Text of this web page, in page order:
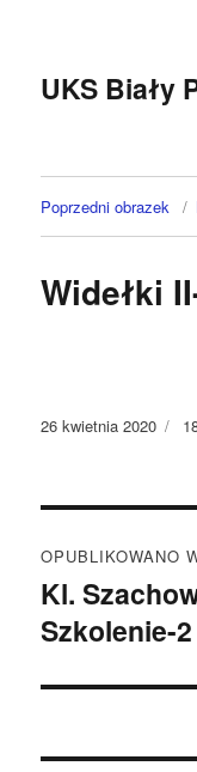
UKS Biały
Poprzedni obrazek
Widełki
Data
26 kwietnia 2020
wpisu
OPUBLIKOWANO
Kl.
Szkolenie-